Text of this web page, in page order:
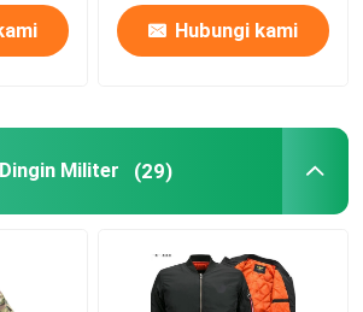
Hubungi kami
Militer (29)